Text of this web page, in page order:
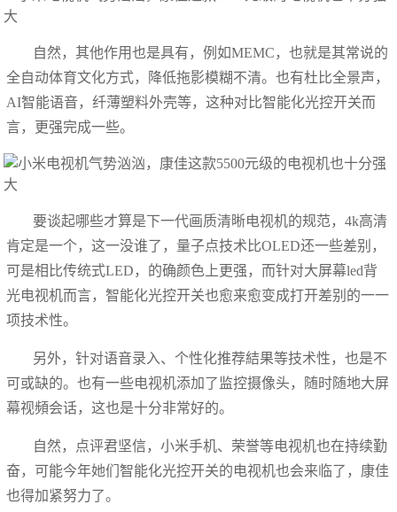
自然，其他作用也是具有，例如MEMC，也就是其常说的
全自动体育文化方式，降低拖影模糊不清。也有杜比全景声，
AI智能语音，纤薄塑料外壳等，这种对比智能化光控开关而
言，更强完成一些。
要谈起哪些才算是下一代画质清晰电视机的规范，4k高清
肯定是一个，这一没谁了，量子点技术比OLED还一些差别，
可是相比传统式LED，的确颜色上更强，而针对大屏幕led背
光电视机而言，智能化光控开关也愈来愈变成打开差别的一一
项技术性。
另外，针对语音录入、个性化推荐結果等技术性，也是不
可或缺的。也有一些电视机添加了监控摄像头，随时随地大屏
幕视頻会话，这也是十分非常好的。
自然，点评君坚信，小米手机、荣誉等电视机也在持续勤
奋，可能今年她们智能化光控开关的电视机也会来临了，康佳
也得加紧努力了。